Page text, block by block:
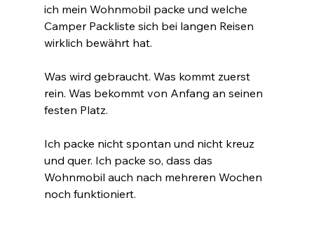
ich mein Wohnmobil packe und welche
Camper Packliste sich bei langen Reisen
wirklich bewährt hat.
Was wird gebraucht. Was kommt zuerst
rein. Was bekommt von Anfang an seinen
festen Platz.
Ich packe nicht spontan und nicht kreuz
und quer. Ich packe so, dass das
Wohnmobil auch nach mehreren Wochen
noch funktioniert.